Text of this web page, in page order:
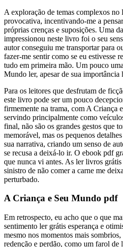
A exploração de temas complexos
provocativa, incentivando-me a
próprias crenças e suposições. Uma
impressionou neste livro foi o seu
autor conseguiu me transportar para
fazer-me sentir como se eu estivesse
tudo em primeira mão. Um pouco
Mundo ler, apesar de sua importância
Para os leitores que desfrutam de
este livro pode ser um pouco
firmemente na trama, com A Criança
servindo principalmente como
final, não são os grandes gestos que
memorável, mas os pequenos
sua narrativa, criando um senso de
se recusa a deixá-lo ir. O ebook pdf
que nunca vi antes. As ler livros
sinistro de não comer a carne me
perturbado.
A Criança e Seu Mundo pdf
Em retrospecto, eu acho que o que
sentimento ler grátis esperança e
mesmo nos momentos mais
redenção e perdão, como um farol